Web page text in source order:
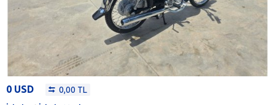
0 USD 0,00 TL